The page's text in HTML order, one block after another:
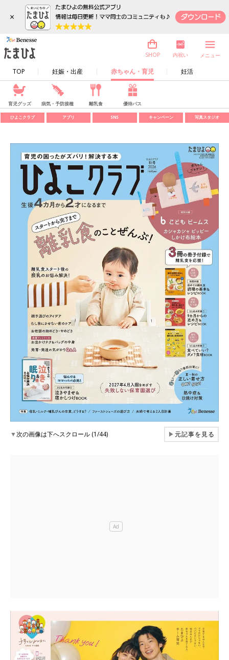
×
TOP 妊娠・出産 赤ちゃん・育児 妊活
SHOP 内祝い メニュー
育児グッズ 病気・予防接種 離乳食 優待パス
ひよこクラブ アプリ SNS キャンペーン 写真スタジオ
▼次の画像は下へスクロール (1/44) ▶元記事を見る